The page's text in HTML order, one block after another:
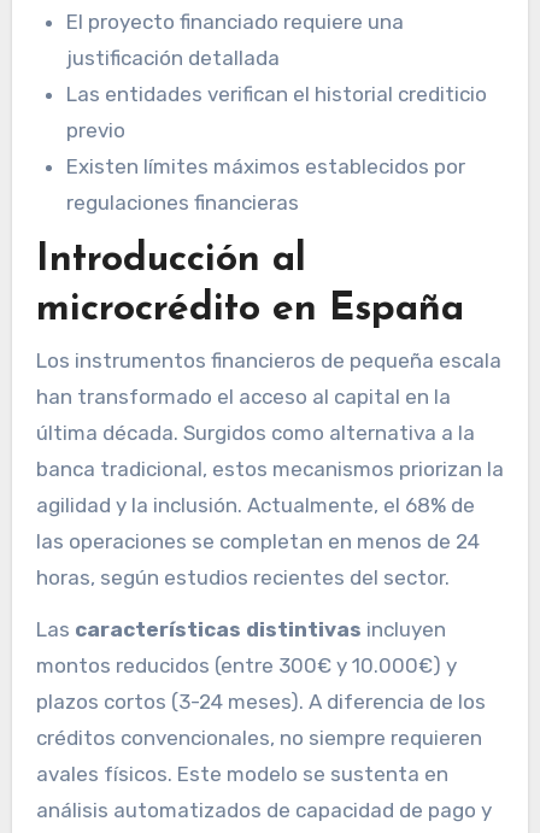
El proyecto financiado requiere una
justificación detallada
Las entidades verifican el historial crediticio
previo
Existen límites máximos establecidos por
regulaciones financieras
Introducción al
microcrédito en España
Los instrumentos financieros de pequeña escala
han transformado el acceso al capital en la
última década. Surgidos como alternativa a la
banca tradicional, estos mecanismos priorizan la
agilidad y la inclusión. Actualmente, el 68% de
las operaciones se completan en menos de 24
horas, según estudios recientes del sector.
Las características distintivas incluyen
montos reducidos (entre 300€ y 10.000€) y
plazos cortos (3-24 meses). A diferencia de los
créditos convencionales, no siempre requieren
avales físicos. Este modelo se sustenta en
análisis automatizados de capacidad de pago y